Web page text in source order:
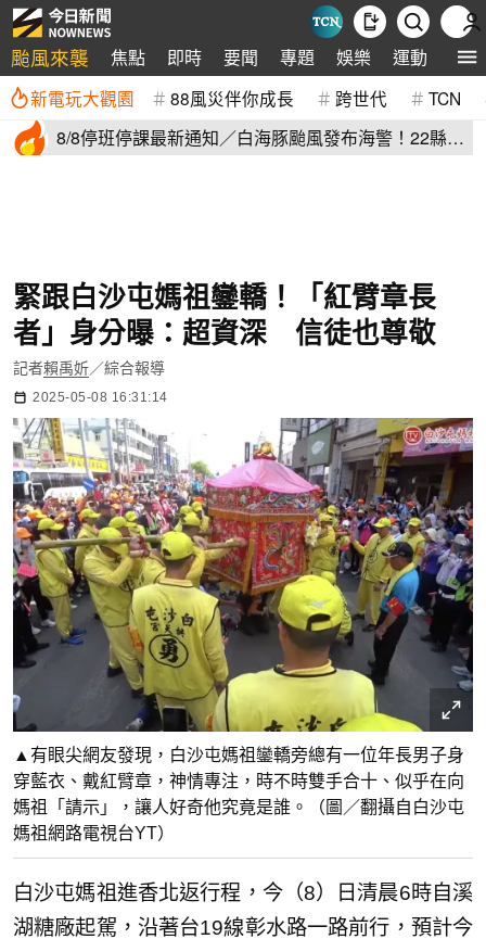
颱風來襲 焦點 即時 要聞 專題 娛樂 運動 全球
新電玩大觀園 88風災伴你成長 跨世代 TCN
8/8停班停課最新通知／白海豚颱風發布海警！22縣市
緊跟白沙屯媽祖鑾轎！「紅臂章長
者」身分曝：超資深 信徒也尊敬
記者賴禹妡／綜合報導
2025-05-08 16:31:14
▲有眼尖網友發現，白沙屯媽祖鑾轎旁總有一位年長男子身
穿藍衣、戴紅臂章，神情專注，時不時雙手合十、似乎在向
媽祖「請示」，讓人好奇他究竟是誰。（圖／翻攝自白沙屯
媽祖網路電視台YT）
白沙屯媽祖進香北返行程，今（8）日清晨6時自溪
湖糖廠起駕，沿著台19線彰水路一路前行，預計今